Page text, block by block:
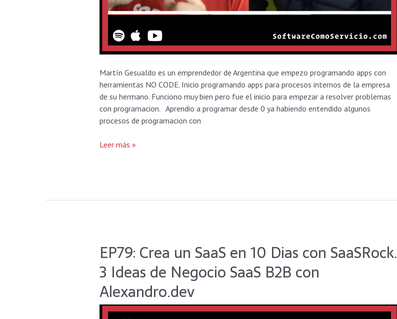
Martín Gesualdo es un emprendedor de Argentina que empezo programando apps con
herramientas NO CODE. Inicio programando apps para procesos internos de la empresa
de su hermano. Funciono muy bien pero fue el inicio para empezar a resolver problemas
con programacion. Aprendio a programar desde 0 ya habiendo entendido algunos
procesos de programacion con
Leer más »
EP79: Crea un SaaS en 10 Dias con SaaSRock.
3 Ideas de Negocio SaaS B2B con
Alexandro.dev
EP79:
Crea
un
SaaS
en
10